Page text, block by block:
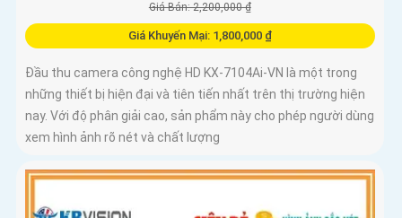
Giá Bán: 2,200,000 ₫
Giá Khuyến Mại: 1,800,000 ₫
Đầu thu camera công nghệ HD KX-7104Ai-VN là một trong
những thiết bị hiện đại và tiên tiến nhất trên thị trường hiện
nay. Với độ phân giải cao, sản phẩm này cho phép người dùng
xem hình ảnh rõ nét và chất lượng